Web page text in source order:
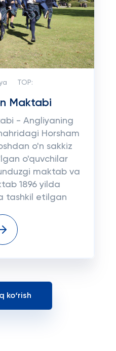
TOP:
Maktabi
- Angliyaning
Horsham
o'n sakkiz
o'quvchilar
maktab va
1896 yilda
tashkil etilgan
koʻrish